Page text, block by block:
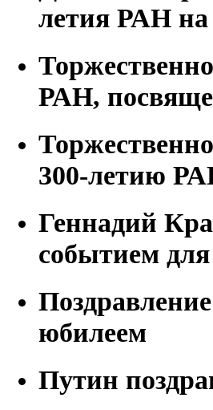
летия РАН на
РАН,
300-летию
Геннадий
событием
юбилеем
Путин